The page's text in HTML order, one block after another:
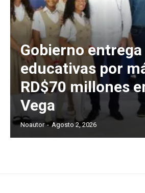
Gobierno
educativas por
RD$70 millones
Vega
Noautor - Agosto 2, 2026